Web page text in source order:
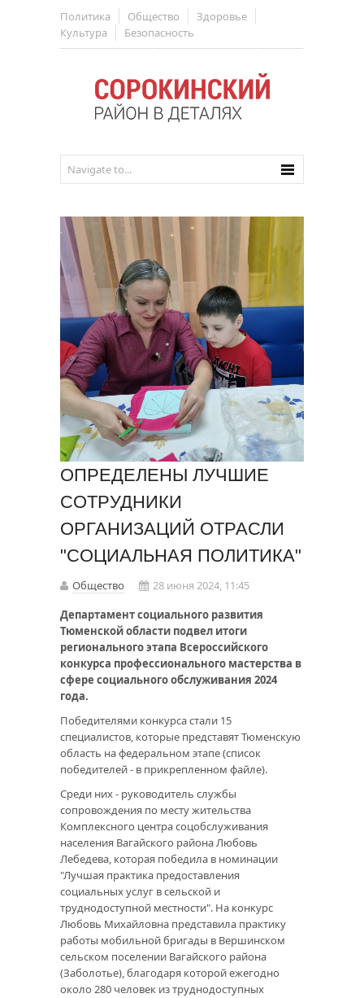
Политика Общество
Здоровье
Культура
Безопасность
ОПРЕДЕЛЕНЫ ЛУЧШИЕ
СОТРУДНИКИ
ОРГАНИЗАЦИЙ ОТРАСЛИ
"СОЦИАЛЬНАЯ ПОЛИТИКА"
Общество
28 июня 2024, 11:45
Департамент социального развития
Тюменской области подвел итоги
регионального этапа Всероссийского
конкурса профессионального мастерства в
сфере социального обслуживания 2024
года.
Победителями конкурса стали 15
специалистов, которые представят Тюменскую
область на федеральном этапе (список
победителей - в прикрепленном файле).
Среди них - руководитель службы
сопровождения по месту жительства
Комплексного центра соцобслуживания
населения Вагайского района Любовь
Лебедева, которая победила в номинации
"Лучшая практика предоставления
социальных услуг в сельской и
труднодоступной местности". На конкурс
Любовь Михайловна представила практику
работы мобильной бригады в Вершинском
сельском поселении Вагайского района
(Заболотье), благодаря которой ежегодно
около 280 человек из труднодоступных